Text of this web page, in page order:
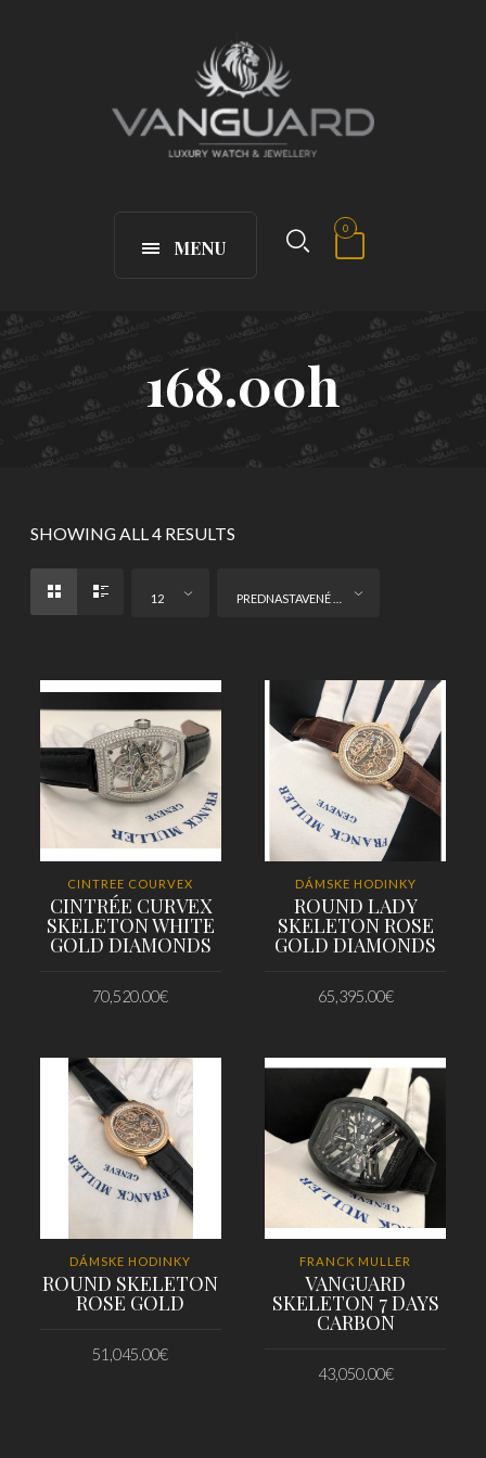
MENU
0
168.00h
SHOWING ALL 4 RESULTS
12
CINTREE COURVEX
CINTRÉE CURVEX
SKELETON WHITE
GOLD DIAMONDS
70,520.00€
DÁMSKE HODINKY
ROUND LADY
SKELETON ROSE
GOLD DIAMONDS
65,395.00€
DÁMSKE HODINKY
ROUND SKELETON
ROSE GOLD
51,045.00€
FRANCK MULLER
VANGUARD
SKELETON 7 DAYS
CARBON
43,050.00€